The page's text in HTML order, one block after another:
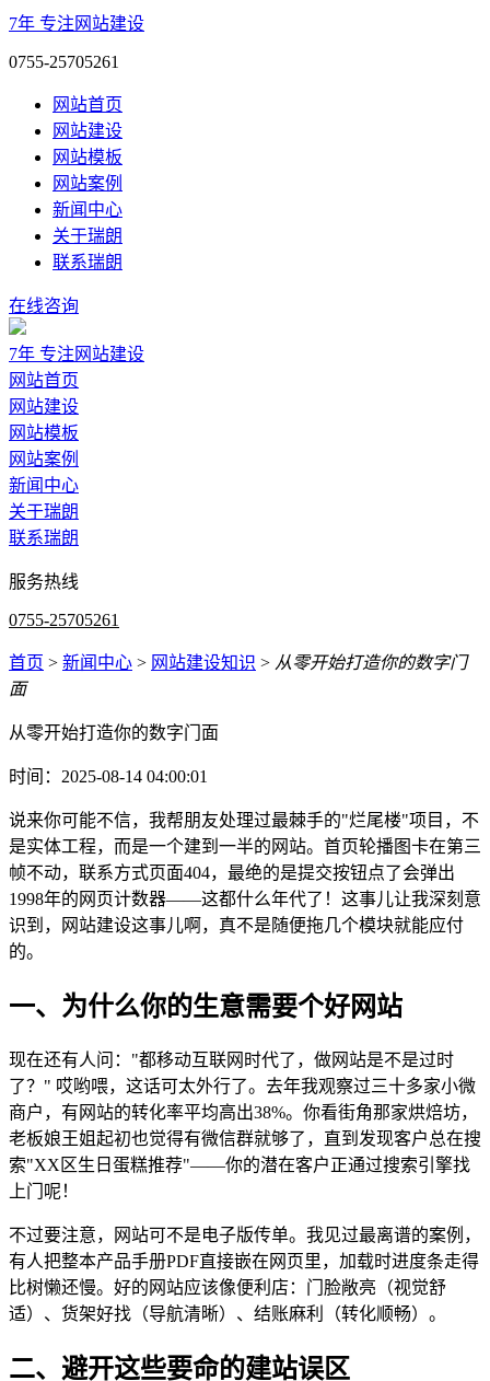
7年 专注网站建设
0755-25705261
网站首页
网站建设
网站模板
网站案例
新闻中心
关于瑞朗
联系瑞朗
在线咨询
7年 专注网站建设
网站首页
网站建设
网站模板
网站案例
新闻中心
关于瑞朗
联系瑞朗
服务热线
0755-25705261
首页 > 新闻中心 > 网站建设知识 > 从零开始打造你的数字门
面
从零开始打造你的数字门面
时间：2025-08-14 04:00:01
说来你可能不信，我帮朋友处理过最棘手的"烂尾楼"项目，不
是实体工程，而是一个建到一半的网站。首页轮播图卡在第三
帧不动，联系方式页面404，最绝的是提交按钮点了会弹出
1998年的网页计数器——这都什么年代了！这事儿让我深刻意
识到，网站建设这事儿啊，真不是随便拖几个模块就能应付
的。
一、为什么你的生意需要个好网站
现在还有人问："都移动互联网时代了，做网站是不是过时
了？" 哎哟喂，这话可太外行了。去年我观察过三十多家小微
商户，有网站的转化率平均高出38%。你看街角那家烘焙坊，
老板娘王姐起初也觉得有微信群就够了，直到发现客户总在搜
索"XX区生日蛋糕推荐"——你的潜在客户正通过搜索引擎找
上门呢！
不过要注意，网站可不是电子版传单。我见过最离谱的案例，
有人把整本产品手册PDF直接嵌在网页里，加载时进度条走得
比树懒还慢。好的网站应该像便利店：门脸敞亮（视觉舒
适）、货架好找（导航清晰）、结账麻利（转化顺畅）。
二、避开这些要命的建站误区